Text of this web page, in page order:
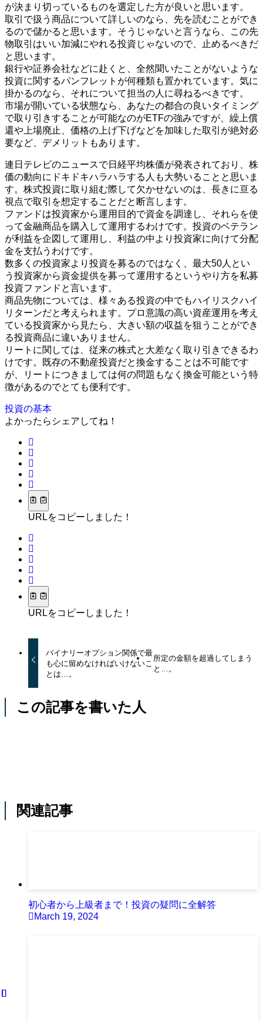
が決まり切っているものを選定した方が良いと思います。
取引で扱う商品について詳しいのなら、先を読むことができ
るので儲かると思います。そうじゃないと言うなら、この先
物取引はいい加減にやれる投資じゃないので、止めるべきだ
と思います。
銀行や証券会社などに赴くと、全然聞いたことがないような
投資に関するパンフレットが何種類も置かれています。気に
掛かるのなら、それについて担当の人に尋ねるべきです。
市場が開いている状態なら、あなたの都合の良いタイミング
で取り引きすることが可能なのがETFの強みですが、繰上償
還や上場廃止、価格の上げ下げなどを加味した取引が絶対必
要など、デメリットもあります。
連日テレビのニュースで日経平均株価が発表されており、株
価の動向にドキドキハラハラする人も大勢いることと思いま
す。株式投資に取り組む際して欠かせないのは、長きに亘る
視点で取引を想定することだと断言します。
ファンドは投資家から運用目的で資金を調達し、それらを使
って金融商品を購入して運用するわけです。投資のベテラン
が利益を企図して運用し、利益の中より投資家に向けて分配
金を支払うわけです。
数多くの投資家より投資を募るのではなく、最大50人とい
う投資家から資金提供を募って運用するというやり方を私募
投資ファンドと言います。
商品先物については、様々ある投資の中でもハイリスクハイ
リターンだと考えられます。プロ意識の高い資産運用を考え
ている投資家から見たら、大きい額の収益を狙うことができ
る投資商品に違いありません。
リートに関しては、従来の株式と大差なく取り引きできるわ
けです。既存の不動産投資だと換金することは不可能です
が、リートにつきましては何の問題もなく換金可能という特
徴があるのでとても便利です。
投資の基本
よかったらシェアしてね！
URLをコピーしました！
URLをコピーしました！
バイナリーオプション関係で最
も心に留めなければいけないこ
とは…。
所定の金額を超過してしまう
と…。
この記事を書いた人
関連記事
初心者から上級者まで！投資の疑問に全解答
March 19, 2024